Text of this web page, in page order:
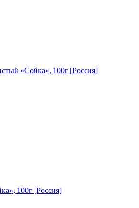
«Сойка», 100г [Россия]
100г [Россия]